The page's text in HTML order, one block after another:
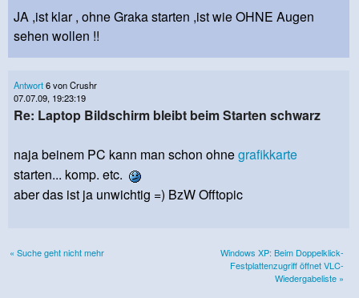
JA ,ist klar , ohne Graka starten ,ist wie OHNE Augen
sehen wollen !!
Antwort6 von Crushr
07.07.09, 19:23:19
Re: Laptop Bildschirm bleibt beim Starten schwarz
naja beinem PC kann man schon ohnegrafikkarte
starten... komp. etc.
aber das ist ja unwichtig =) BzW Offtopic
« Suche geht nicht mehr
Windows XP: Beim Doppelklick-
Festplattenzugriff öffnet VLC-
Wiedergabeliste »